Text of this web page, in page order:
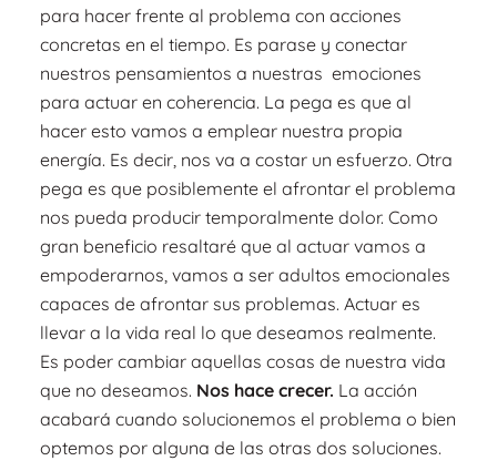
para hacer frente al problema con acciones
concretas en el tiempo. Es parase y conectar
nuestros pensamientos a nuestras emociones
para actuar en coherencia. La pega es que al
hacer esto vamos a emplear nuestra propia
energía. Es decir, nos va a costar un esfuerzo. Otra
pega es que posiblemente el afrontar el problema
nos pueda producir temporalmente dolor. Como
gran beneficio resaltaré que al actuar vamos a
empoderarnos, vamos a ser adultos emocionales
capaces de afrontar sus problemas. Actuar es
llevar a la vida real lo que deseamos realmente.
Es poder cambiar aquellas cosas de nuestra vida
que no deseamos. Nos hace crecer. La acción
acabará cuando solucionemos el problema o bien
optemos por alguna de las otras dos soluciones.